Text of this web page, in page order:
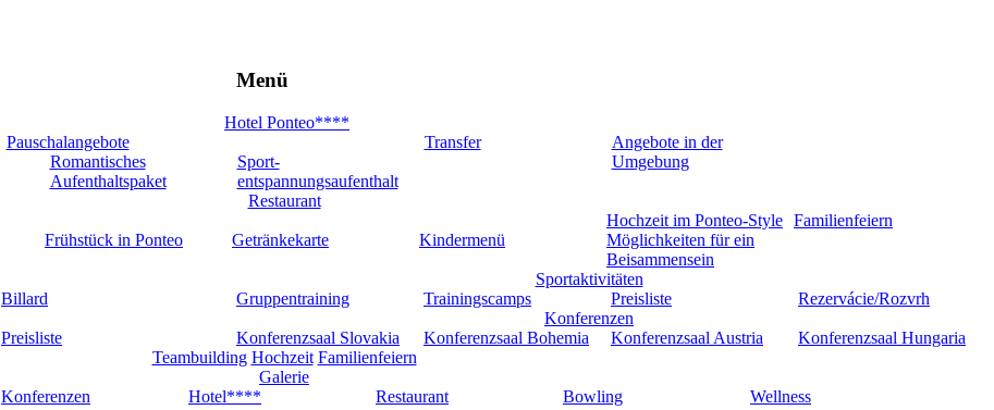
Menü
Hotel Ponteo****
Pauschalangebote
Romantisches
Aufenthaltspaket
Sport-
entspannungsaufenthalt
Transfer
Angebote in der
Umgebung
Restaurant
Frühstück in Ponteo Getränkekarte Kindermenü
Hochzeit im Ponteo-Style Familienfeiern
Möglichkeiten für ein
Beisammensein
Billard
Sportaktivitäten
Gruppentraining
Trainingscamps Preisliste
Rezervácie/Rozvrh
Preisliste
Konferenzen
Konferenzsaal Slovakia
Konferenzsaal Bohemia Konferenzsaal Austria
Konferenzsaal Hungaria
Teambuilding Hochzeit Familienfeiern
Galerie
Konferenzen Hotel**** Restaurant Bowling
Wellness